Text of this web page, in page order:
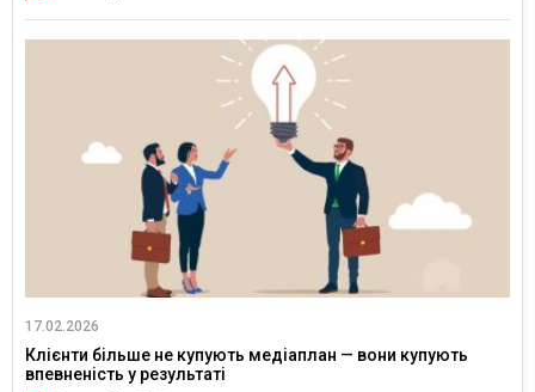
17.02.2026
Клієнти більше не купують медіаплан — вони купують
впевненість у результаті